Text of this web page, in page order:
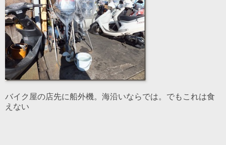
バイク屋の店先に船外機。海沿いならでは。でもこれは食
えない